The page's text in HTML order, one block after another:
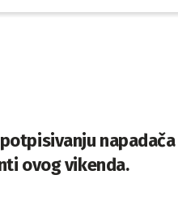
napadača
ovog vikenda.